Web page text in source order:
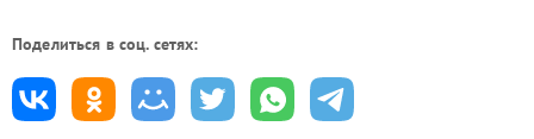
Поделиться в соц. сетях: